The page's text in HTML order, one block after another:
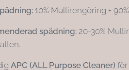
10% Multirengöring +
spädning: 20-30%
APC (ALL Purpose Cleaner)